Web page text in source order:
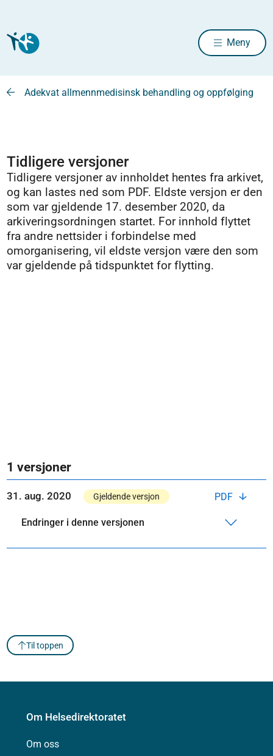
Meny
Adekvat allmennmedisinsk behandling og oppfølging
Tidligere versjoner
Tidligere versjoner av innholdet hentes fra arkivet,
og kan lastes ned som PDF. Eldste versjon er den
som var gjeldende 17. desember 2020, da
arkiveringsordningen startet. For innhold flyttet
fra andre nettsider i forbindelse med
omorganisering, vil eldste versjon være den som
var gjeldende på tidspunktet for flytting.
1 versjoner
PDF
31. aug. 2020 Gjeldende versjon
Endringer i denne versjonen
Til toppen
Om Helsedirektoratet
Om oss